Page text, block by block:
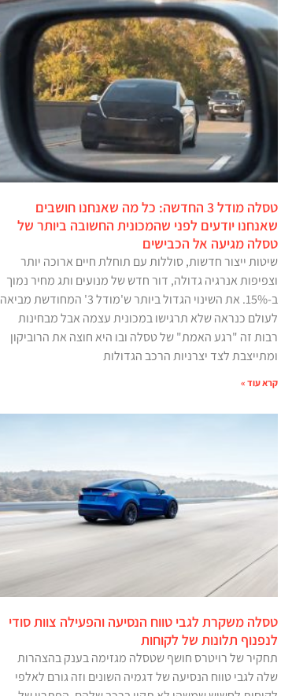
טסלה מודל 3 החדשה: כל מה שאנחנו חושבים
שאנחנו יודעים לפני שהמכונית החשובה ביותר של
טסלה מגיעה אל הכבישים
שיטות ייצור חדשות, סוללות עם תוחלת חיים ארוכה יותר
וצפיפות אנרגיה גדולה, דור חדש של מנועים ותג מחיר נמוך
ב-15%. את השינוי הגדול ביותר ש'מודל 3' המחודשת מביאה
לעולם כנראה שלא תרגישו במכונית עצמה אבל מבחינות
רבות זה "רגע האמת" של טסלה ובו היא חוצה את הרוביקון
ומתייצבת לצד יצרניות הרכב הגדולות
קרא עוד »
טסלה משקרת לגבי טווח הנסיעה והפעילה צוות סודי
לנפנוף תלונות של לקוחות
תחקיר של רויטרס חושף שטסלה מגזימה בענק בהצהרות
שלה לגבי טווח הנסיעה של דגמיה השונים וזה גורם לאלפי